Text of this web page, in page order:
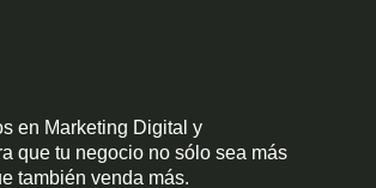
en Marketing Digital y
que tu negocio no sólo sea más
también venda más.